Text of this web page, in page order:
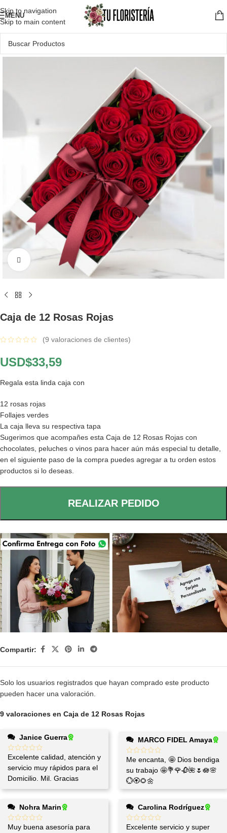
Skip to navigation
Skip to main content
MENU
Click to enlarge
Caja de 12 Rosas Rojas
(9 valoraciones de clientes)
USD$33,59
Regala esta linda caja con
12 rosas rojas
Follajes verdes
La caja lleva su respectiva tapa
Sugerimos que acompañes esta Caja de 12 Rosas Rojas con
chocolates, peluches o vinos para hacer aún más especial tu detalle,
en el siguiente paso de la compra puedes agregar a tu orden estos
productos si lo deseas.
REALIZAR PEDIDO
Compartir:
9 valoraciones en Caja de 12 Rosas Rojas
Janice Guerra
Excelente calidad, atención y
servicio muy rápidos para el
Domicilio. Mil. Gracias
MARCO FIDEL Amaya
Me encanta, 🤩 Dios bendiga
su trabajo 🤩💐🌹🥀🌺🌷🪷🌸
💮🏵️🌻🌼
Nohra Marin
Muy buena asesoría para
Carolina Rodríguez
Excelente servicio y super
Solo los usuarios registrados que hayan comprado este producto
pueden hacer una valoración.